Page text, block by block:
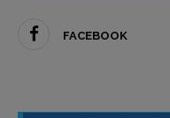
FACEBOOK